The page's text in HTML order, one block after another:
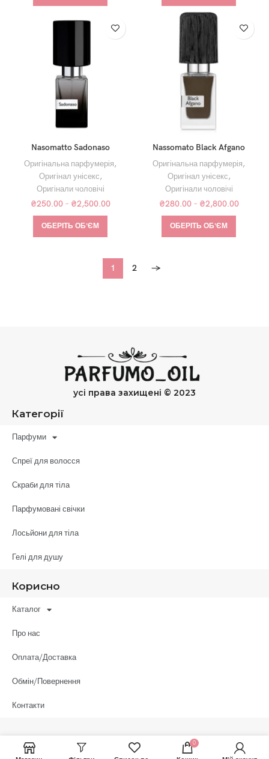
Nasomatto Sadonaso
Оригінальна парфумерія,
Оригінал унісекс,
Оригінали чоловічі
₴250.00– ₴2,500.00
ОБЕРІТЬ ОБʼЄМ
Nassomato Black Afgano
Оригінальна парфумерія,
Оригінал унісекс,
Оригінали чоловічі
₴280.00– ₴2,800.00
ОБЕРІТЬ ОБʼЄМ
1 2 →
усі права захищені © 2023
Категорії
Парфуми
Спреї для волосся
Скраби для тіла
Парфумовані свічки
Лосьйони для тіла
Гелі для душу
Корисно
Каталог
Про нас
Оплата/Доставка
Обмін/Повернення
Контакти
0